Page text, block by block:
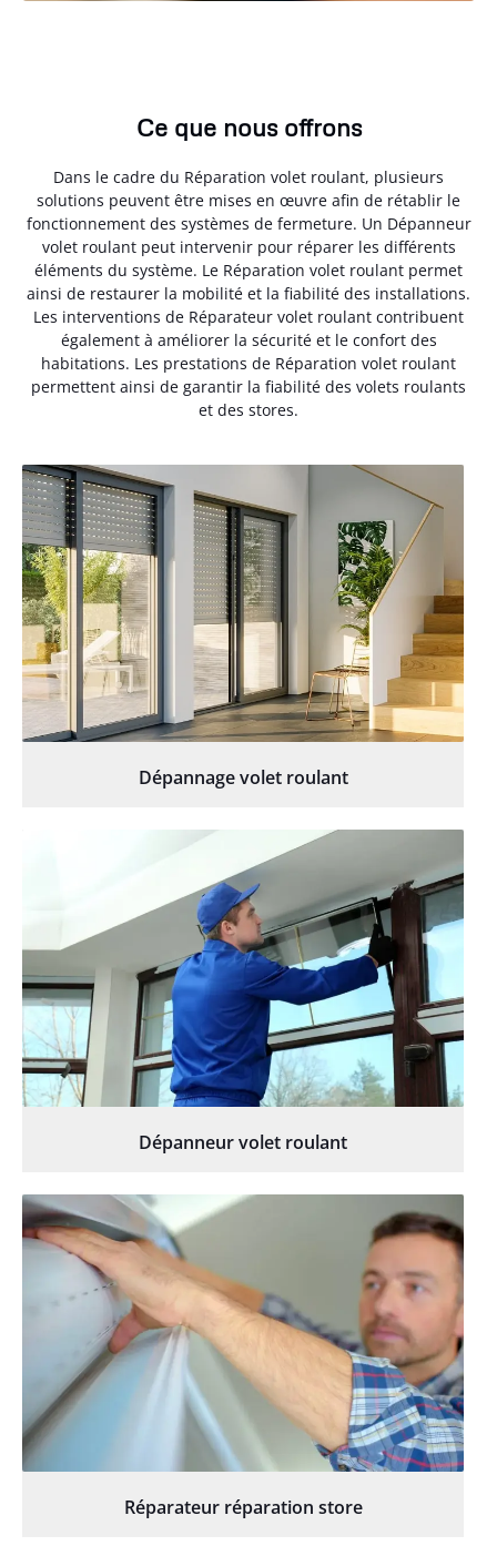
Ce que nous offrons
Dans le cadre du Réparation volet roulant, plusieurs
solutions peuvent être mises en œuvre afin de rétablir le
fonctionnement des systèmes de fermeture. Un Dépanneur
volet roulant peut intervenir pour réparer les différents
éléments du système. Le Réparation volet roulant permet
ainsi de restaurer la mobilité et la fiabilité des installations.
Les interventions de Réparateur volet roulant contribuent
également à améliorer la sécurité et le confort des
habitations. Les prestations de Réparation volet roulant
permettent ainsi de garantir la fiabilité des volets roulants
et des stores.
Dépannage volet roulant
Dépanneur volet roulant
Réparateur réparation store